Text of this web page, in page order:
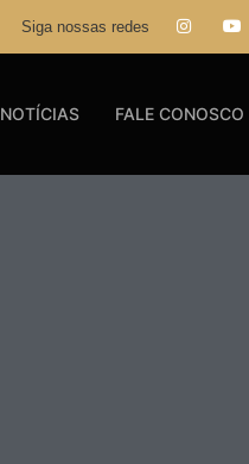
Siga nossas redes
NOTÍCIAS FALE CONOSCO